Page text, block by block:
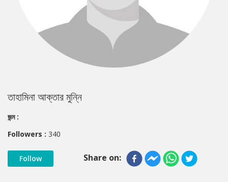
তাহামিনা আক্তার মুন্নি
জন্ম :
Followers : 340
Follow Share on: